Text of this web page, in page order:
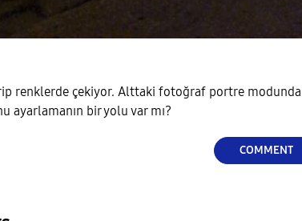
renklerde çekiyor. Alttaki fotoğraf portre modunda
ayarlamanın bir yolu var mı?
COMMENT